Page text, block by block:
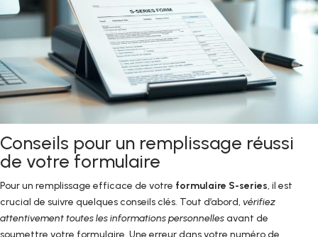
Conseils pour un remplissage réussi
de votre formulaire
Pour un remplissage efficace de votre formulaire S-series, il est
crucial de suivre quelques conseils clés. Tout d’abord, vérifiez
attentivement toutes les informations personnellesavant de